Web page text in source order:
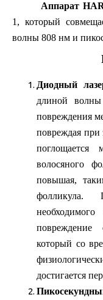
Аппарат
1 , который
волны 808 нм и
Диодный
длиной
повреждения
повреждая при
поглощается
волосяного
повышая,
фолликула.
повреждение
который со
достигается